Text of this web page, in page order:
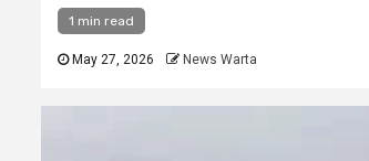
1 min read
May 27, 2026 News Warta